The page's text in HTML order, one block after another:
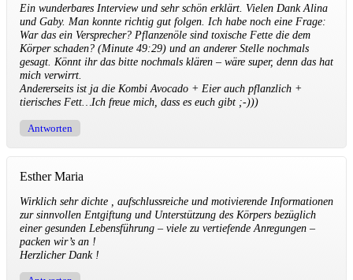
Ein wunderbares Interview und sehr schön erklärt. Vielen Dank Alina
und Gaby. Man konnte richtig gut folgen. Ich habe noch eine Frage:
War das ein Versprecher? Pflanzenöle sind toxische Fette die dem
Körper schaden? (Minute 49:29) und an anderer Stelle nochmals
gesagt. Könnt ihr das bitte nochmals klären – wäre super, denn das hat
mich verwirrt.
Andererseits ist ja die Kombi Avocado + Eier auch pflanzlich +
tierisches Fett…Ich freue mich, dass es euch gibt ;-)))
Antworten
Esther Maria
Wirklich sehr dichte , aufschlussreiche und motivierende Informationen
zur sinnvollen Entgiftung und Unterstützung des Körpers bezüglich
einer gesunden Lebensführung – viele zu vertiefende Anregungen –
packen wir’s an !
Herzlicher Dank !